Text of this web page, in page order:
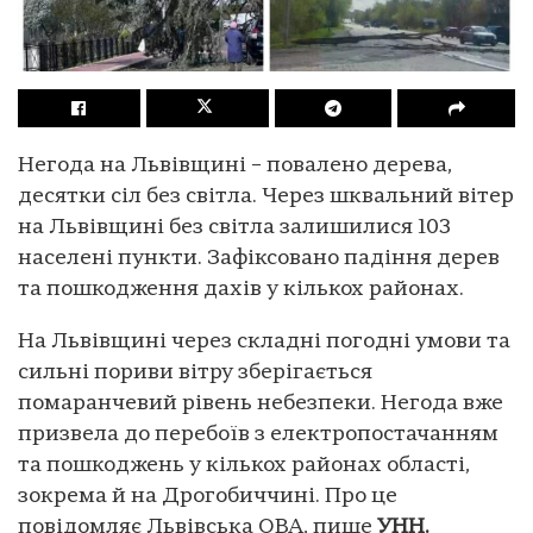
Негода на Львівщині – повалено дерева,
десятки сіл без світла. Через шквальний вітер
на Львівщині без світла залишилися 103
населені пункти. Зафіксовано падіння дерев
та пошкодження дахів у кількох районах.
На Львівщині через складні погодні умови та
сильні пориви вітру зберігається
помаранчевий рівень небезпеки. Негода вже
призвела до перебоїв з електропостачанням
та пошкоджень у кількох районах області,
зокрема й на Дрогобиччині. Про це
повідомляє Львівська ОВА, пише УНН.